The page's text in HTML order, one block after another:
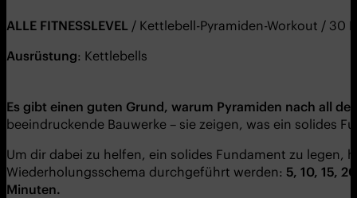
ALLE FITNESSLEVEL / Kettlebell-Pyramiden-Workout / 30
Ausrüstung: Kettlebells
Es gibt einen guten Grund, warum Pyramiden nach all
beeindruckende Bauwerke – sie zeigen, was ein solides
Um dir dabei zu helfen, ein solides Fundament zu legen,
Wiederholungsschema durchgeführt werden: 5, 10, 15,
Minuten.